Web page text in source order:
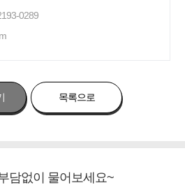
0289
목록으로
담없이 물어보세요~